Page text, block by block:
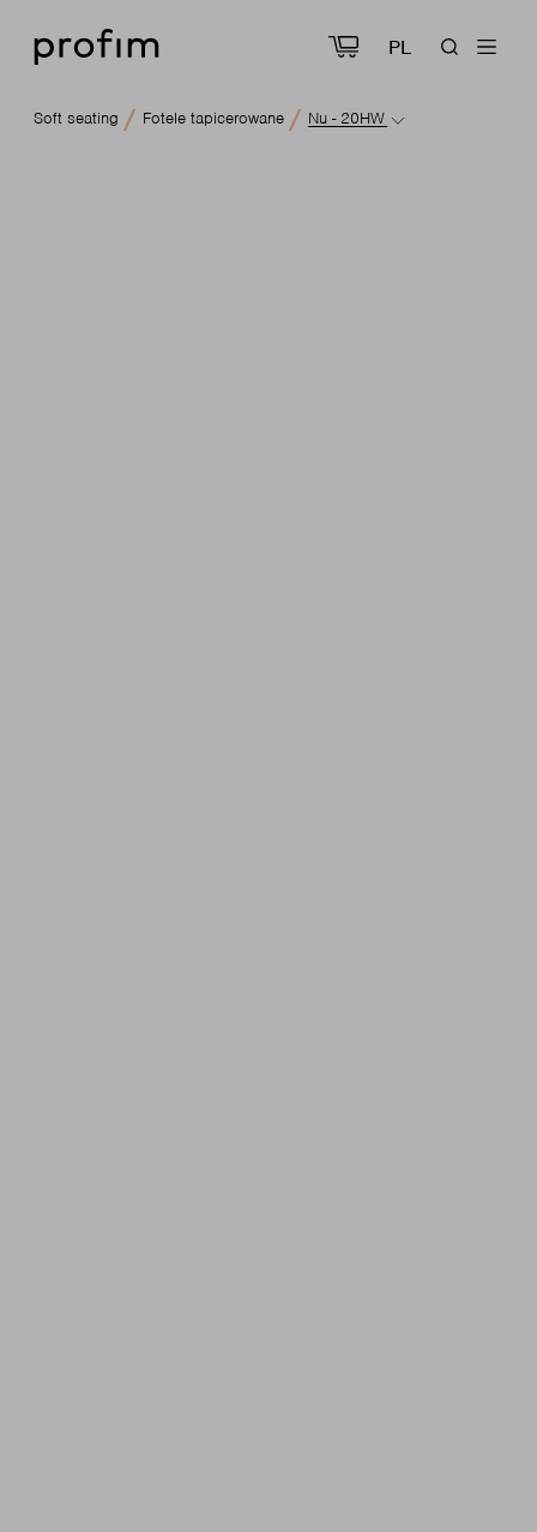
PL
Soft seating Fotele tapicerowane Nu - 20HW